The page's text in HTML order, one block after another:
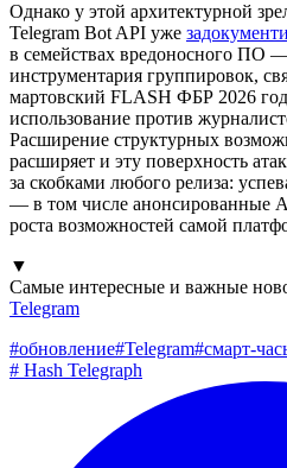
Однако у этой архитектурной
Telegram Bot API уже
в семействах вредоносного ПО
инструментария группировок,
мартовский FLASH ФБР 2026
использование против
Расширение структурных
расширяет и эту поверхность
за скобками любого релиза:
— в том числе анонсированные
роста возможностей самой
▼
Самые интересные и важные
Telegram
#обновление#Telegram#смарт-
# Hash Telegraph